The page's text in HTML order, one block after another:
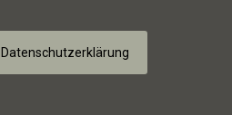
Datenschutzerklärung